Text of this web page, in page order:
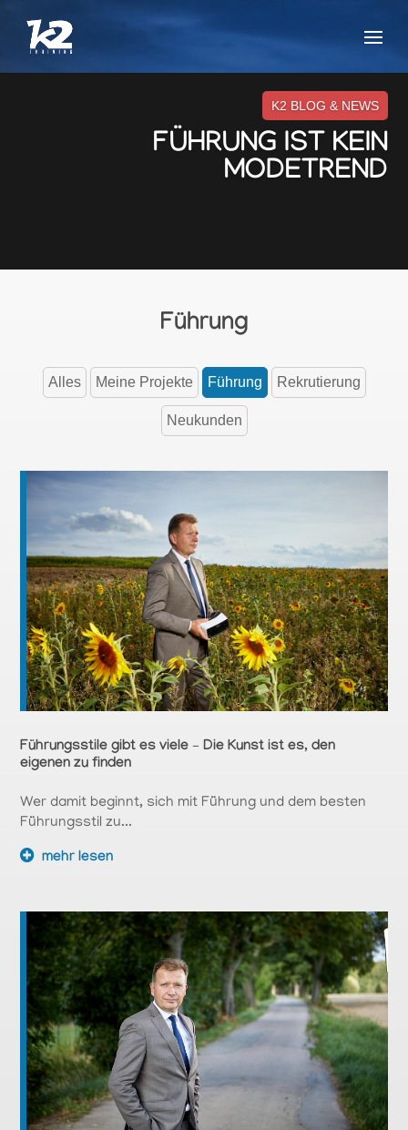
K2 BLOG & NEWS
FÜHRUNG IST KEIN
MODETREND
Führung
Alles Meine Projekte Führung Rekrutierung
Neukunden
Führungsstile gibt es viele – Die Kunst ist es, den
eigenen zu finden
Wer damit beginnt, sich mit Führung und dem besten
Führungsstil zu...
mehr lesen